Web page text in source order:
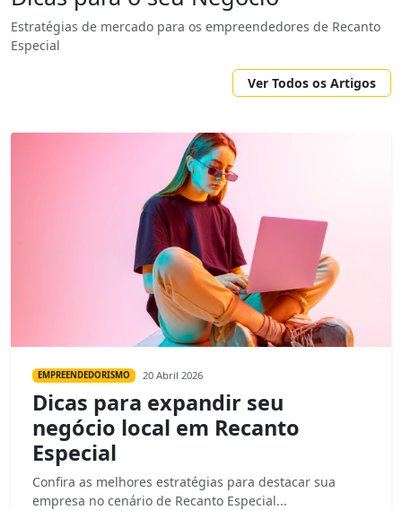
Estratégias de mercado para os empreendedores de Recanto
Especial
Ver Todos os Artigos
EMPREENDEDORISMO 20 Abril 2026
Dicas para expandir seu
negócio local em Recanto
Especial
Confira as melhores estratégias para destacar sua
empresa no cenário de Recanto Especial...